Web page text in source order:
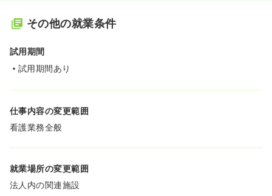
その他の就業条件
試用期間
試用期間あり
仕事内容の変更範囲
看護業務全般
就業場所の変更範囲
法人内の関連施設